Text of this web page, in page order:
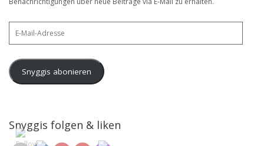
Snyggis abonieren
Snyggis folgen & liken